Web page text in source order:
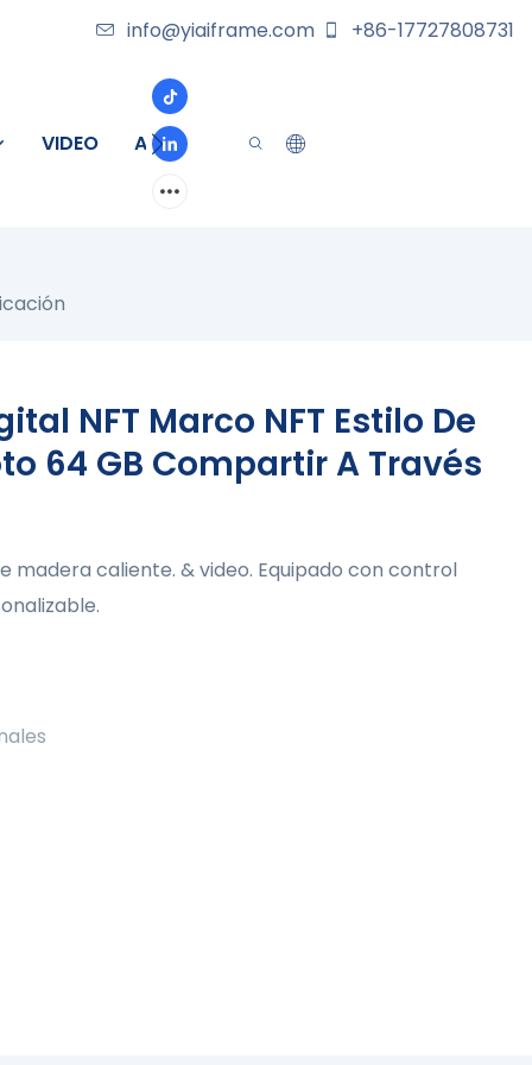
info@yiaiframe.com +86-17727808731
VIDEO ACERCA DE CONTACTO
NFT Marco NFT Estilo De
64 GB Compartir A Través
caliente. & video. Equipado con control